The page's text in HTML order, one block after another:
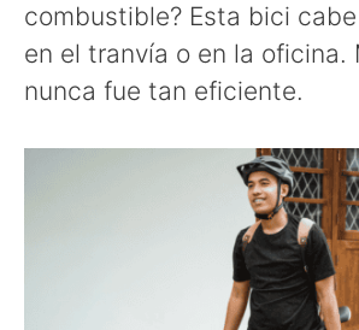
combustible? Esta bici
en el tranvía o en la oficina.
nunca fue tan eficiente.